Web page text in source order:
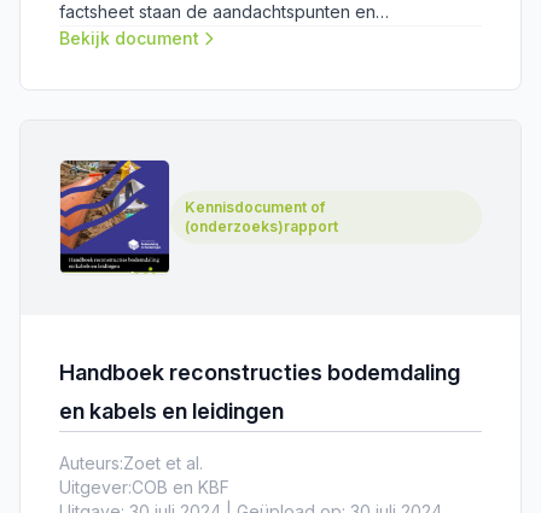
factsheet staan de aandachtspunten en
aanbevelingen voor een beheerste, procesmatige
Bekijk document
Kennisdocument of
(onderzoeks)rapport
Handboek reconstructies bodemdaling
en kabels en leidingen
Auteurs:Zoet et al.
Uitgever:COB en KBF